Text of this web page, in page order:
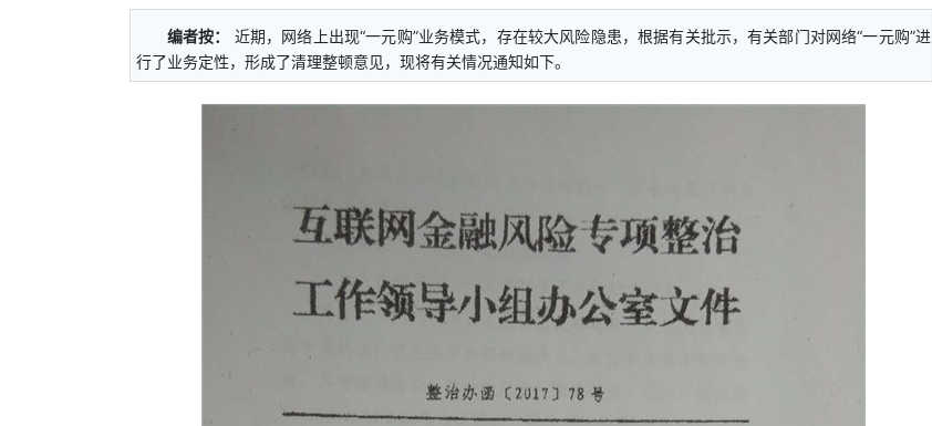
编者按：
近期，网络上出现“一元购”业务模式，存在较大风险隐患，根据有关批示，有关部门对网络“一元购”进
行了业务定性，形成了清理整顿意见，现将有关情况通知如下。